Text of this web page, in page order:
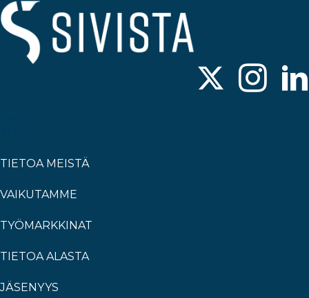
TIETOA MEISTÄ
VAIKUTAMME
TYÖMARKKINAT
TIETOA ALASTA
JÄSENYYS